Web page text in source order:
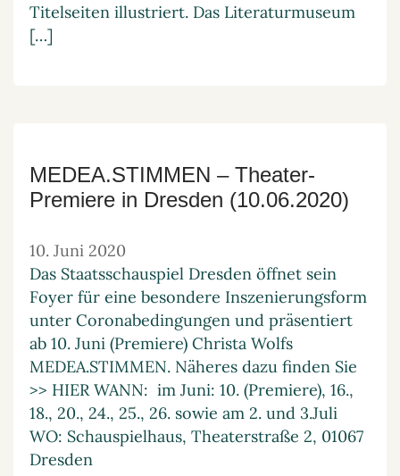
Titelseiten illustriert. Das Literaturmuseum
[…]
MEDEA.STIMMEN – Theater-
Premiere in Dresden (10.06.2020)
10. Juni 2020
Das Staatsschauspiel Dresden öffnet sein
Foyer für eine besondere Inszenierungsform
unter Coronabedingungen und präsentiert
ab 10. Juni (Premiere) Christa Wolfs
MEDEA.STIMMEN. Näheres dazu finden Sie
>> HIER WANN: im Juni: 10. (Premiere), 16.,
18., 20., 24., 25., 26. sowie am 2. und 3.Juli
WO: Schauspielhaus, Theaterstraße 2, 01067
Dresden